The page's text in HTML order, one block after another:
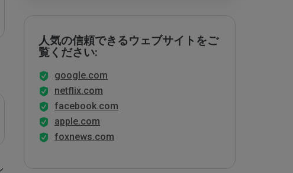
人気の信頼できるウェブサイトをご
覧ください:
google.com
netflix.com
facebook.com
apple.com
foxnews.com